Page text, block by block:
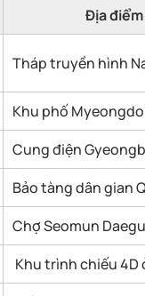
Địa
Tháp truyền hình
Khu phố
Cung điện
Bảo tàng dân gian
Chợ Seomun Daegu
Khu trình chiếu 4D